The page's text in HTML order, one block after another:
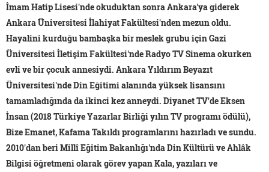
İmam Hatip Lisesi'nde okuduktan sonra Ankara'ya giderek
Ankara Üniversitesi İlahiyat Fakültesi'nden mezun oldu.
Hayalini kurduğu bambaşka bir meslek grubu için Gazi
Üniversitesi İletişim Fakültesi'nde Radyo TV Sinema okurken
evli ve bir çocuk annesiydi. Ankara Yıldırım Beyazıt
Üniversitesi'nde Din Eğitimi alanında yüksek lisansını
tamamladığında da ikinci kez anneydi. Diyanet TV'de Eksen
İnsan (2018 Türkiye Yazarlar Birliği yılın TV programı ödülü),
Bize Emanet, Kafama Takıldı programlarını hazırladı ve sundu.
2010'dan beri Millî Eğitim Bakanlığı'nda Din Kültürü ve Ahlâk
Bilgisi öğretmeni olarak görev yapan Kala, yazıları ve